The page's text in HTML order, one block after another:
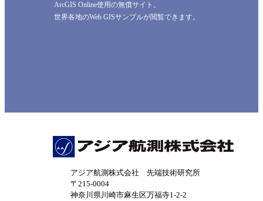
ArcGIS Online使用の無償サイト。
世界各地のWeb GISサンプルが閲覧できます。
アジア航測株式会社 先端技術研究所
〒215-0004
神奈川県川崎市麻生区万福寺1-2-2